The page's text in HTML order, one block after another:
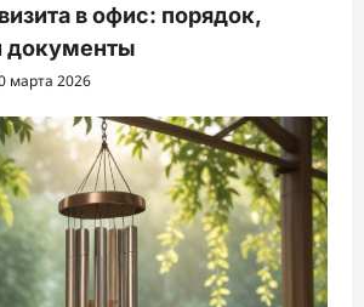
в офис: порядок,
документы
марта 2026